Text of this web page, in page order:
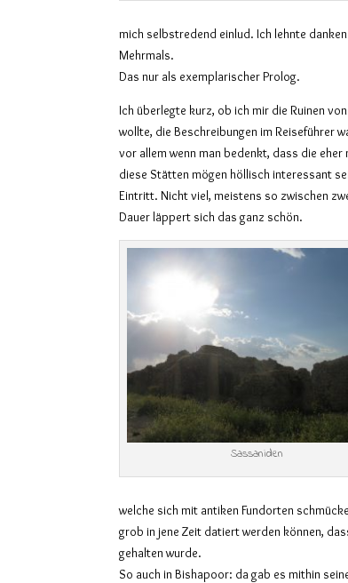
mich selbstredend einlud. Ich lehnte
Mehrmals.
Das nur als exemplarischer Prolog.
Ich überlegte kurz, ob ich mir die Ruinen
wollte, die Beschreibungen im Reiseführer
vor allem wenn man bedenkt, dass die
diese Stätten mögen höllisch interessant
Eintritt. Nicht viel, meistens so zwischen
Dauer läppert sich das ganz schön.
Sassaniden
welche sich mit antiken Fundorten
grob in jene Zeit datiert werden können,
gehalten wurde.
So auch in Bishapoor: da gab es mithin